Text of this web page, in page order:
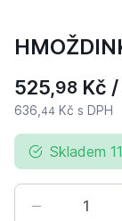
525,98 Kč
636, 44 Kč s DPH
Skladem